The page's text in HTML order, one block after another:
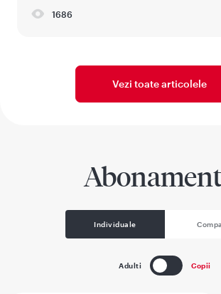
1686
Vezi toate articolele
Individuale
Adulti Copii